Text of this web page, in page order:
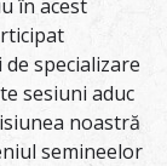
în acest
specializare
sesiuni aduc
noastră
semineelor